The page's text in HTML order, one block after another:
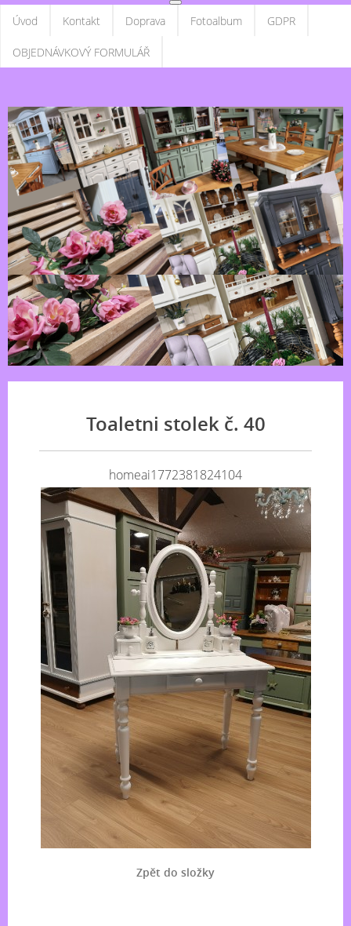
Úvod Kontakt Doprava Fotoalbum GDPR
OBJEDNÁVKOVÝ FORMULÁŘ
Toaletni stolek č. 40
homeai1772381824104
Zpět do složky